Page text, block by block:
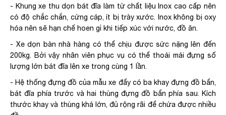
- Khung xe thu dọn bát đĩa làm từ chất liệu Inox cao cấp nên
có độ chắc chắn, cứng cáp, ít bị trày xước. Inox không bị oxy
hóa nên sẽ hạn chế hoen gỉ khi tiếp xúc với nước, đồ ăn.
- Xe dọn bàn nhà hàng có thể chịu được sức nặng lên đến
200kg. Bởi vậy nhân viên phục vụ có thể thoải mái đựng số
lượng lớn bát đĩa lên xe trong cùng 1 lần.
- Hệ thống đựng đồ của mẫu xe đẩy có ba khay đựng đồ bẩn,
bát đĩa phía trước và hai thùng đựng đồ bẩn phía sau. Kích
thước khay và thùng khá lớn, đủ rộng rãi để chứa được nhiều